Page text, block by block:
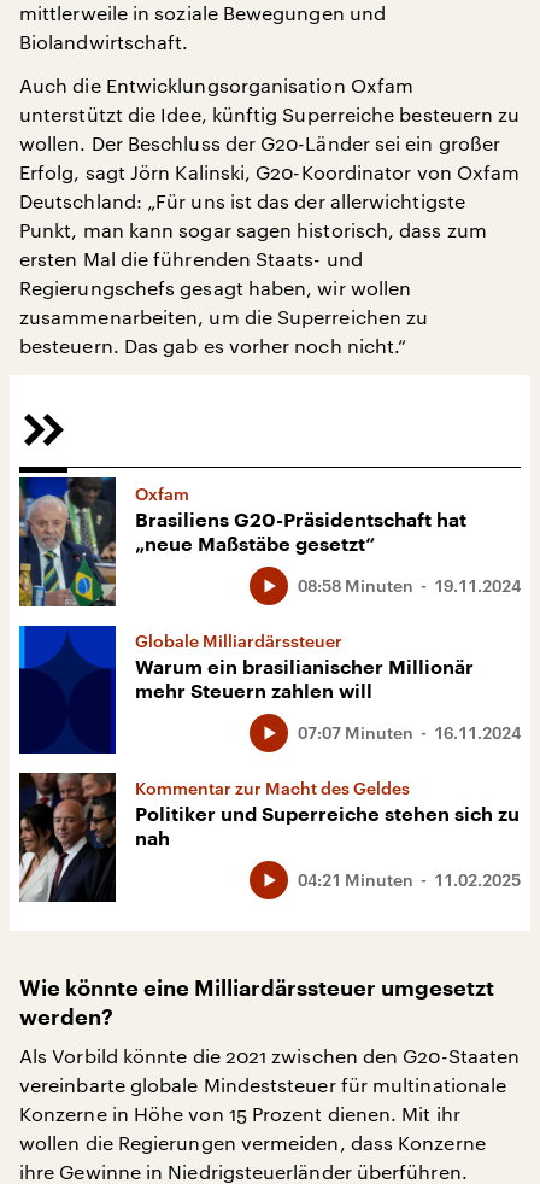
mittlerweile in soziale Bewegungen und
Biolandwirtschaft.
Auch die Entwicklungsorganisation Oxfam
unterstützt die Idee, künftig Superreiche besteuern zu
wollen. Der Beschluss der G20-Länder sei ein großer
Erfolg, sagt Jörn Kalinski, G20-Koordinator von Oxfam
Deutschland: „Für uns ist das der allerwichtigste
Punkt, man kann sogar sagen historisch, dass zum
ersten Mal die führenden Staats- und
Regierungschefs gesagt haben, wir wollen
zusammenarbeiten, um die Superreichen zu
besteuern. Das gab es vorher noch nicht.“
Oxfam
Brasiliens G20-Präsidentschaft hat
„neue Maßstäbe gesetzt“
19.11.2024
08:58 Minuten
Globale Milliardärssteuer
Warum ein brasilianischer Millionär
mehr Steuern zahlen will
16.11.2024
07:07 Minuten
Kommentar zur Macht des Geldes
Politiker und Superreiche stehen sich zu
nah
11.02.2025
04:21 Minuten
Wie könnte eine Milliardärssteuer umgesetzt
werden?
Als Vorbild könnte die 2021 zwischen den G20-Staaten
vereinbarte globale Mindeststeuer für multinationale
Konzerne in Höhe von 15 Prozent dienen. Mit ihr
wollen die Regierungen vermeiden, dass Konzerne
ihre Gewinne in Niedrigsteuerländer überführen.